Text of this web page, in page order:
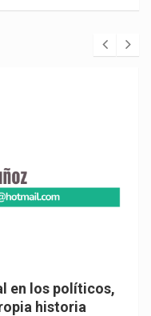
en los políticos,
historia